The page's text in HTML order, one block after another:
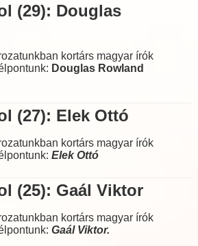
(29): Douglas
kortárs magyar írók
Douglas Rowland
(27): Elek Ottó
kortárs magyar írók
Elek Ottó
(25): Gaál Viktor
kortárs magyar írók
Gaál Viktor.